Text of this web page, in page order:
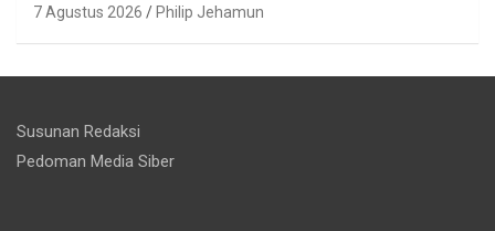
7 Agustus 2026 Philip Jehamun
Susunan Redaksi
Pedoman Media Siber